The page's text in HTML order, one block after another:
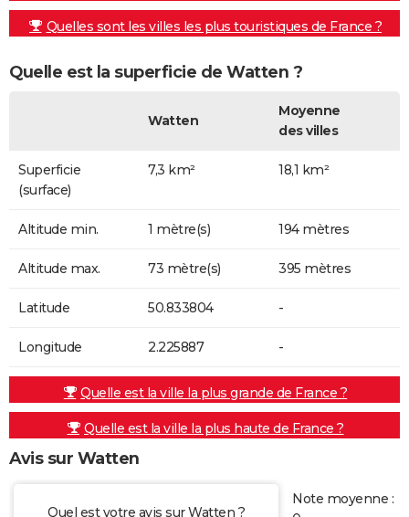
Quelles sont les villes les plus touristiques de France ?
Quelle est la superficie de Watten ?
Watten
Moyenne
des villes
Superficie
(surface)
7,3 km² 18,1 km²
Altitude min. 1 mètre(s) 194 mètres
Altitude max. 73 mètre(s) 395 mètres
Latitude 50.833804 -
Longitude 2.225887 -
Quelle est la ville la plus grande de France ?
Quelle est la ville la plus haute de France ?
Avis sur Watten
Quel est votre avis sur Watten ?
Note moyenne :